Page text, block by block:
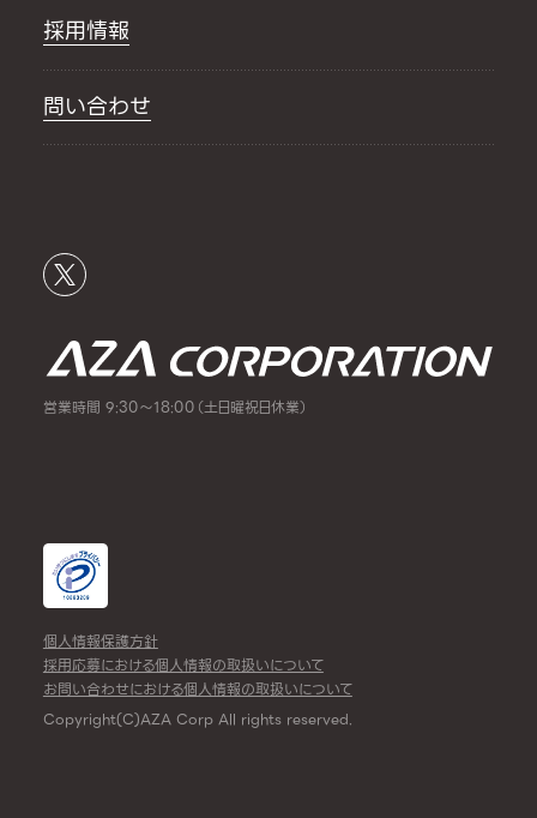
採用情報
問い合わせ
営業時間 9:30～18:00（土日曜祝日休業）
個人情報保護方針
採用応募における個人情報の取扱いについて
お問い合わせにおける個人情報の取扱いについて
Copyright(C)AZA Corp All rights reserved.